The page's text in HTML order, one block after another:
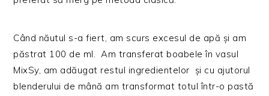
Când năutul s-a fiert, am scurs excesul de apă și am
păstrat 100 de ml. Am transferat boabele în vasul
MixSy, am adăugat restul ingredientelor și cu ajutorul
blenderului de mână am transformat totul într-o pastă